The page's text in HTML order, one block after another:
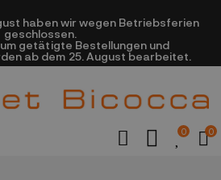
haben wir wegen Betriebsferien
geschlossen.
getätigte Bestellungen und
ab dem 25. August bearbeitet.
0 0